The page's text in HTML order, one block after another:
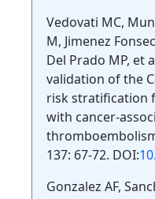
Vedovati MC,
M, Jimenez
Del Prado MP, et
validation of the
risk stratification
with cancer-
137: 67-72. DOI:
Gonzalez AF,